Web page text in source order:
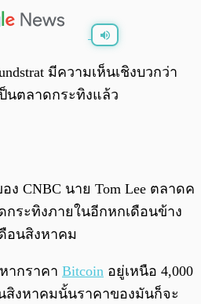
0:00
มีความเห็นเชิงบวกว่า
นตลาดกระทิงแล้ว
ง CNBC นาย Tom Lee ตลาดค
ระทิงภายในอีกหกเดือนข้าง
อนสิงหาคม
ากราคา Bitcoin อยู่เหนือ 4,000
สิงหาคมนั้นราคาของมันก็จะ